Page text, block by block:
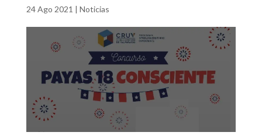
24 Ago 2021 | Noticias